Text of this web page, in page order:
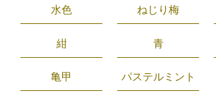
水色 ねじり梅
紺 青
亀甲 パステルミント